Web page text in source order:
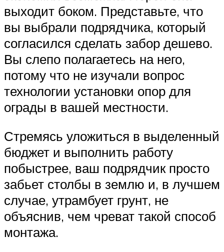
выходит боком. Представьте, что
вы выбрали подрядчика, который
согласился сделать забор дешево.
Вы слепо полагаетесь на него,
потому что не изучали вопрос
технологии установки опор для
ограды в вашей местности.
Стремясь уложиться в выделенный
бюджет и выполнить работу
побыстрее, ваш подрядчик просто
забьет столбы в землю и, в лучшем
случае, утрамбует грунт, не
объяснив, чем чреват такой способ
монтажа.